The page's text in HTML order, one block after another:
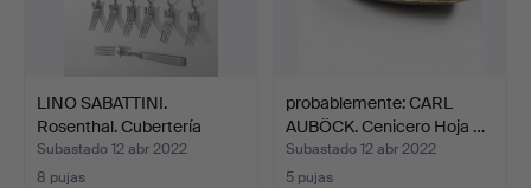
LINO SABATTINI.
Rosenthal. Cubertería
Scul…
Subastado 12 abr 2022
8 pujas
probablemente: CARL
AUBÖCK. Cenicero Hoja …
Subastado 12 abr 2022
5 pujas